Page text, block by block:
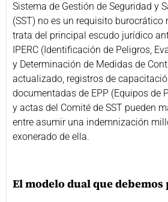
Sistema de Gestión de Seguridad y
(SST) no es un requisito burocrático
trata del principal escudo jurídico
IPERC (Identificación de Peligros,
y Determinación de Medidas de
actualizado, registros de
documentadas de EPP (Equipos de
y actas del Comité de SST pueden
entre asumir una indemnización
exonerado de ella.
El modelo dual que